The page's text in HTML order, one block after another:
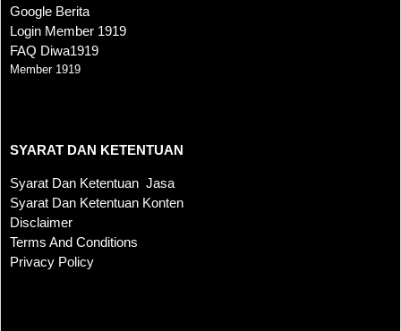
Google Berita
Login Member 1919
FAQ Diwa1919
Member 1919
SYARAT DAN KETENTUAN
Syarat Dan Ketentuan Jasa
Syarat Dan Ketentuan Konten
Disclaimer
Terms And Conditions
Privacy Policy